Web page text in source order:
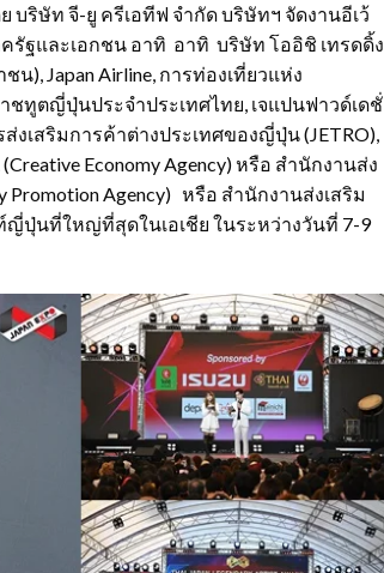
บริษัท จี-ยู ครีเอทีฟ จำกัด บริษัทฯ จัดงานอีเว้
ฐและเอกชน อาทิ อาทิ บริษัท โออิชิ เทรดดิ้ง
), Japan Airline, การท่องเที่ยวแห่ง
ชทูตญี่ปุ่นประจำประเทศไทย, เจแปนฟาวด์เดชั่
งเสริมการค้าต่างประเทศของญี่ปุ่น (JETRO),
Economy Agency) หรือ สำนักงานส่ง
Promotion Agency) หรือ สำนักงานส่งเสริม
ญี่ปุ่นที่ใหญ่ที่สุดในเอเชีย ในระหว่างวันที่ 7-9